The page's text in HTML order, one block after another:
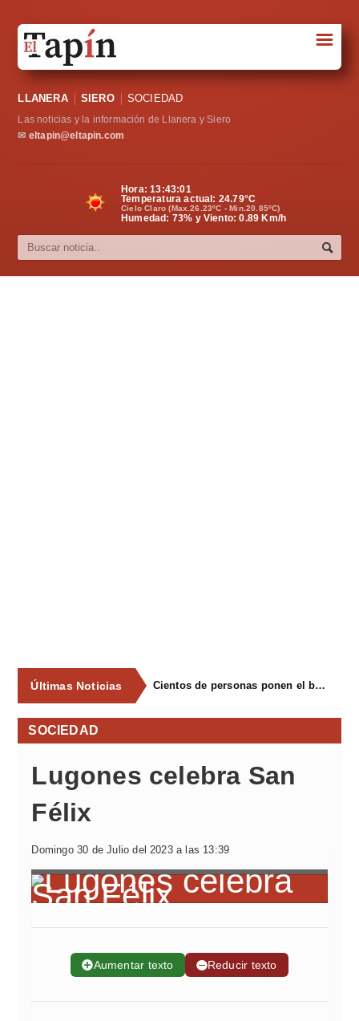
Sociedad
Política
Cultura
☰
LLANERA SIERO SOCIEDAD
Las noticias y la información de Llanera y Siero
✉ eltapin@eltapin.com
Hora:13:43:02
Temperatura actual: 24.79°C
Cielo Claro (Max.26.23ºC - Min.20.85ºC)
Humedad: 73% y Viento: 0.89 Km/h
Últimas Noticias Cientos de personas ponen el broche final a las fiestas de La Salud de Lieres con la tradicional merienda
SOCIEDAD
Lugones celebra San
Félix
Domingo 30 de Julio del 2023 a las 13:39
➕Aumentar texto ➖Reducir texto